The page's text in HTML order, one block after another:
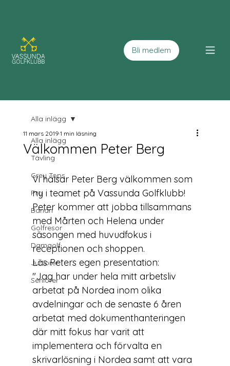
Bli medlem
Alla inlägg
Tävling
Grey Tops
Pro
Banan
Golfresor
Damgolf
Juniorer
Seniorer
Alla inlägg
Välkommen Peter Berg
11 mars 20191 min läsning
Vi hälsar Peter Berg välkommen som
ny i teamet på Vassunda Golfklubb!
Peter kommer att jobba tillsammans
med Mårten och Helena under
säsongen med huvudfokus i
receptionen och shoppen.
Läs Peters egen presentation:
"Jag har under hela mitt arbetsliv
arbetat på Nordea inom olika
avdelningar och de senaste 6 åren
arbetat med dokumenthanteringen
där mitt fokus har varit att
implementera och förvalta en
skrivarlösning i Nordea samt att vara